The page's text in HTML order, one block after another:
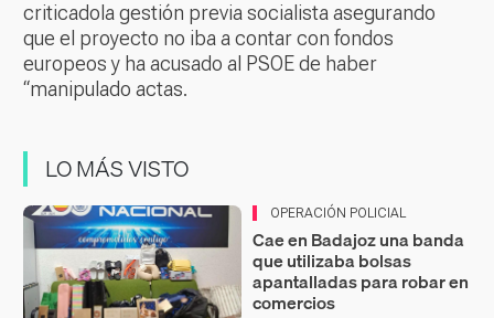
criticadola gestión previa socialista asegurando
que el proyecto no iba a contar con fondos
europeos y ha acusado al PSOE de haber
“manipulado actas.
LO MÁS VISTO
OPERACIÓN POLICIAL
Cae en Badajoz una banda
que utilizaba bolsas
apantalladas para robar en
comercios